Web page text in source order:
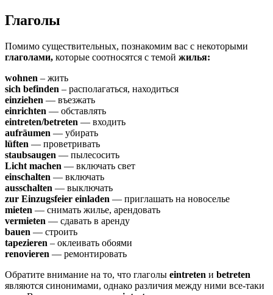
Глаголы
Помимо существительных, познакомим вас с некоторыми
глаголами, которые соотносятся с темой жилья:
wohnen – жить
sich befinden – располагаться, находиться
einziehen — въезжать
einrichten — обставлять
eintreten/betreten — входить
aufräumen — убирать
lüften — проветривать
staubsaugen — пылесосить
Licht machen — включать свет
einschalten — включать
ausschalten — выключать
zur Einzugsfeier einladen — приглашать на новоселье
mieten — снимать жилье, арендовать
vermieten — сдавать в аренду
bauen — строить
tapezieren – оклеивать обоями
renovieren — ремонтировать
Обратите внимание на то, что глаголы eintreten и betreten
являются синонимами, однако различия между ними все-таки